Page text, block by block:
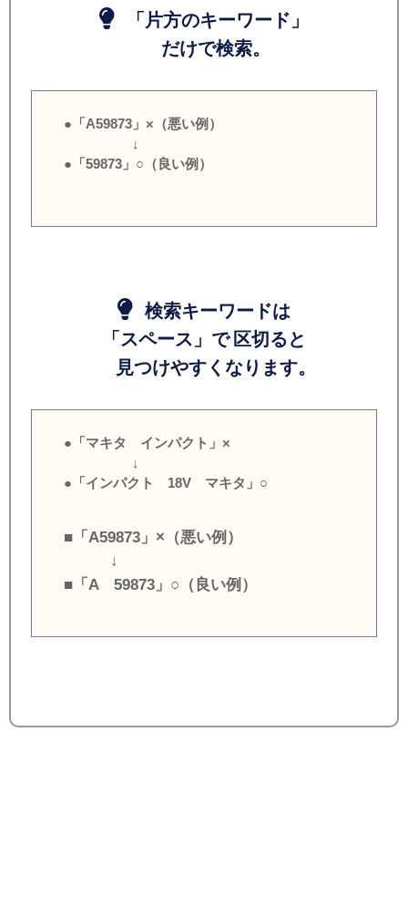
「片方のキーワード」
だけで検索。
●「A59873」×（悪い例）
↓
●「59873」○（良い例）
検索キーワードは
「スペース」で 区切ると
見つけやすくなります。
●「マキタ インパクト」×
↓
●「インパクト 18V マキタ」○
■「A59873」×（悪い例）
↓
■「A 59873」○（良い例）